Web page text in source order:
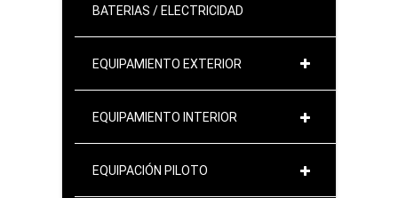
BATERIAS / ELECTRICIDAD
EQUIPAMIENTO EXTERIOR
EQUIPAMIENTO INTERIOR
EQUIPACIÓN PILOTO